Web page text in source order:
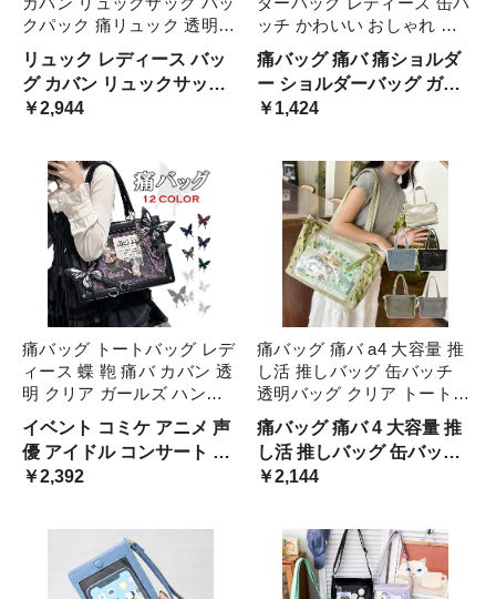
クパック 痛リュック 透明窓
クリアバッグ 透明バッグ デ
コ デコバッグ おしゃれ シ
ンプル かわいい 可愛い 大
容量 推し 推し活 オ 軽量
リュック レディース バッ
グ カバン リュックサック
バックパック 痛リュック
￥2,944
ッチ かわいい おしゃれ 小
さめ 痛 バッグ カバン クリ
ア クリアバッグ 推し 推し
活 推しバッグ 透明 オタク
バッグ ミニバッグ ガ オタ
痛バッグ 痛バ 痛ショルダ
ー ショルダーバッグ ガー
ルズ 女子 女性 女の子 通学
メ デコバッグ 透明バッグ
透明カバン ビニールバッグ
ビニール
￥1,424
痛バッグ トートバッグ レデ
ィース 蝶 鞄 痛バ カバン 透
明 クリア ガールズ ハンド
バッグ ビニールバッグ ヲタ
バ トート バッグ 缶バッチ
推し オタク活 かわい クリ
アバッグ
イベント コミケ アニメ 声
優 アイドル コンサート 推
し活 ぬいぐるみ 透明 バッ
ッグ 鞄 カバン かわいい 可
愛 可愛い エレガント 缶バ
ッジ 缶バッチ
￥2,392
痛バッグ 痛バ a4 大容量 推
し活 推しバッグ 缶バッチ
透明バッグ クリア トートバ
ッグ おしゃれ リボン クリ
アバッグ おたく オタク バ
ッグ オタク活 通学 通勤 推
し 学生
痛バッグ 痛バ 4 大容量 推
し活 推しバッグ 缶バッチ
透明バッグ クリア トート
￥2,144